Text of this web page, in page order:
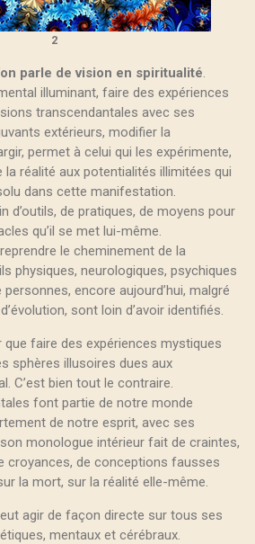
2
parle de vision en spiritualité.
illuminant, faire des expériences
transcendantales avec ses
extérieurs, modifier la
permet à celui qui les expérimente,
la réalité aux potentialités illimitées qui
dans cette manifestation.
d’outils, de pratiques, de moyens pour
qu’il se met lui-même.
le cheminement de la
physiques, neurologiques, psychiques
personnes, encore aujourd’hui, malgré
sont loin d’avoir identifiés.
faire des expériences mystiques
sphères illusoires dues aux
C’est bien tout le contraire.
font partie de notre monde
de notre esprit, avec ses
monologue intérieur fait de craintes,
croyances, de conceptions fausses
la mort, sur la réalité elle-même.
agir de façon directe sur tous ses
mentaux et cérébraux.